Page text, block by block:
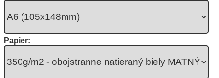
Papier: